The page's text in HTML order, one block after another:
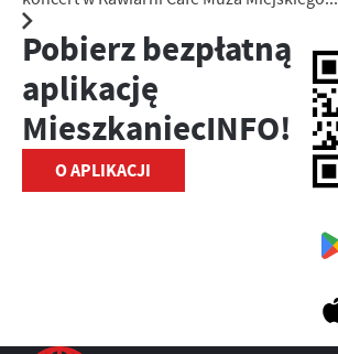
Pobierz bezpłatną
aplikację
MieszkaniecINFO!
O APLIKACJI